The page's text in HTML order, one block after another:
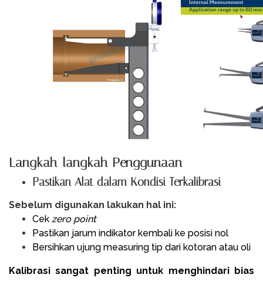
Langkah-langkah Penggunaan
Pastikan Alat dalam Kondisi Terkalibrasi
Sebelum digunakan lakukan hal ini:
Cek zero point
Pastikan jarum indikator kembali ke posisi nol
Bersihkan ujung measuring tip dari kotoran atau oli
Kalibrasi sangat penting untuk menghindari bias